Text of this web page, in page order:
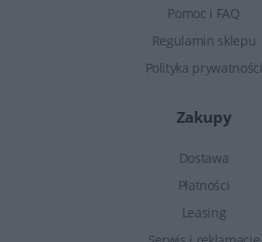
Pomoc i FAQ
Regulamin sklepu
Polityka prywatności
Zakupy
Dostawa
Płatności
Leasing